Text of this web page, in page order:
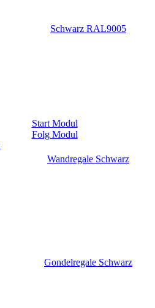
Schwarz RAL9005
Start Modul
Folg Modul
Wandregale Schwarz
Gondelregale Schwarz